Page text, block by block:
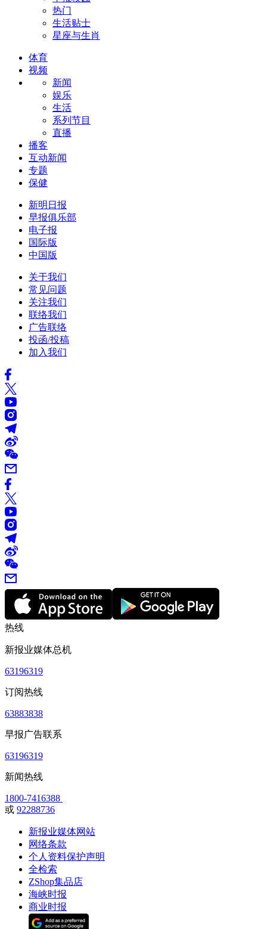
热门
生活贴士
星座与生肖
体育
视频
新闻
娱乐
生活
系列节目
直播
播客
互动新闻
专题
保健
新明日报
早报俱乐部
电子报
国际版
中国版
关于我们
常见问题
关注我们
联络我们
广告联络
投函/投稿
加入我们
热线
新报业媒体总机
63196319
订阅热线
63883838
早报广告联系
63196319
新闻热线
1800-7416388
或 92288736
新报业媒体网站
网络条款
个人资料保护声明
全检索
ZShop集品店
海峡时报
商业时报